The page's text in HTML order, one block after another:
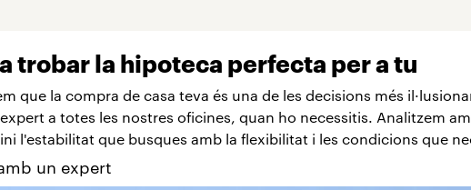
trobar la hipoteca perfecta per a tu
que la compra de casa teva és una de les decisions més
a totes les nostres oficines, quan ho necessitis. Analitzem
l'estabilitat que busques amb la flexibilitat i les condicions que
un expert